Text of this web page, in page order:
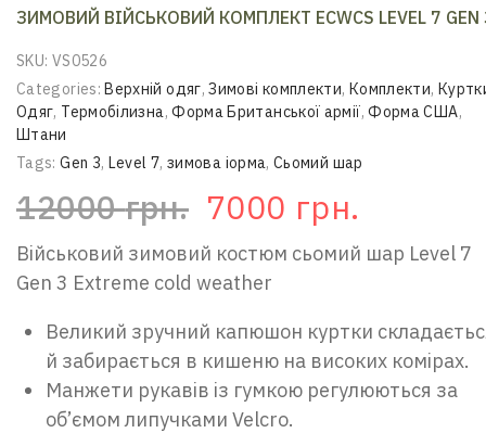
ЗИМОВИЙ ВІЙСЬКОВИЙ КОМПЛЕКТ ECWCS LEVEL 7 GEN
SKU: VS0526
Categories:Верхній одяг,Зимові комплекти, Комплекти,
Одяг, Термобілизна,Форма Британської армії,Форма США,
Штани
Tags:Gen 3, Level 7, зимова іорма,Сьомий шар
12000грн. 7000 грн.
Військовий зимовий костюм сьомий шар Level 7
Gen 3 Extreme cold weather
Великий зручний капюшон куртки
й забирається в кишеню на високих комірах.
Манжети рукавів із гумкою регулюються за
об’ємом липучками Velcro.